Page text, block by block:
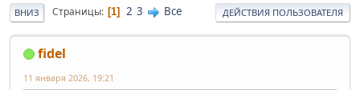
ВНИЗ Страницы 1 2 3 Все ДЕЙСТВИЯ ПОЛЬЗОВАТЕЛЯ
fidel
11 января 2026, 19:21